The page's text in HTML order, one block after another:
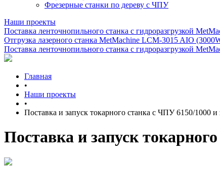
Фрезерные станки по дереву с ЧПУ
Наши проекты
Поставка ленточнопильного станка c гидроразгрузкой
Отгрузка лазерного станка MetMachine LCM-3015 AIO
Поставка ленточнопильного станка c гидроразгрузкой
Главная
•
Наши проекты
•
Поставка и запуск токарного станка с ЧПУ 6150/1000
Поставка и запуск